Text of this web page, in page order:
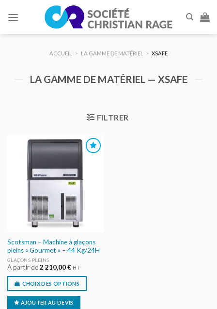
ACCUEIL > LA GAMME DE MATÉRIEL > XSAFE
LA GAMME DE MATÉRIEL — XSAFE
FILTRER
AU DEVIS
Scotsman – Machine à glaçons
pleins « Gourmet » – 44 Kg/24H
GLAÇONS PLEINS
À partir de2 210,00€ HT
CHOIX DES OPTIONS
AJOUTER AU DEVIS